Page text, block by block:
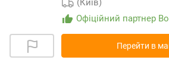
(Київ)
Офіційний партнер
Перейти в